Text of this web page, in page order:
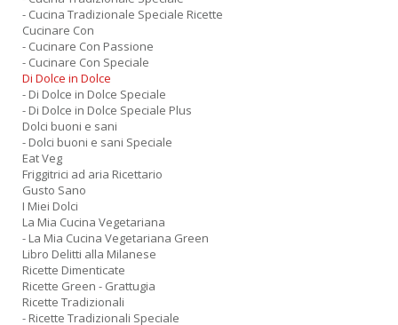
- Cucina Tradizionale Speciale Ricette
Cucinare Con
- Cucinare Con Passione
- Cucinare Con Speciale
Di Dolce in Dolce
- Di Dolce in Dolce Speciale
- Di Dolce in Dolce Speciale Plus
Dolci buoni e sani
- Dolci buoni e sani Speciale
Eat Veg
Friggitrici ad aria Ricettario
Gusto Sano
I Miei Dolci
La Mia Cucina Vegetariana
- La Mia Cucina Vegetariana Green
Libro Delitti alla Milanese
Ricette Dimenticate
Ricette Green - Grattugia
Ricette Tradizionali
- Ricette Tradizionali Speciale